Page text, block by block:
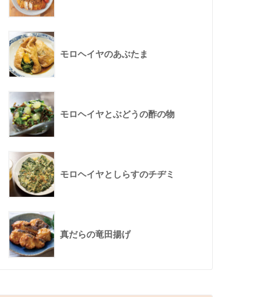
モロヘイヤのあぶたま
モロヘイヤとぶどうの酢の物
モロヘイヤとしらすのチヂミ
真だらの竜田揚げ